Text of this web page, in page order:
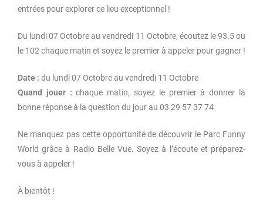
entrées pour explorer ce lieu exceptionnel !
Du lundi 07 Octobre au vendredi 11 Octobre, écoutez le 93.5 ou
le 102 chaque matin et soyez le premier à appeler pour gagner !
Date : du lundi 07 Octobre au vendredi 11 Octobre
Quand jouer : chaque matin, soyez le premier à donner la
bonne réponse à la question du jour au 03 29 57 37 74
Ne manquez pas cette opportunité de découvrir le Parc Funny
World grâce à Radio Belle Vue. Soyez à l’écoute et préparez-
vous à appeler !
À bientôt !